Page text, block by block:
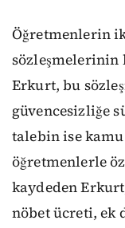
Öğretmenlerin
sözleşmelerinin
Erkurt, bu
güvencesizliğe
talebin ise
öğretmenlerle
kaydeden
nöbet ücreti, ek